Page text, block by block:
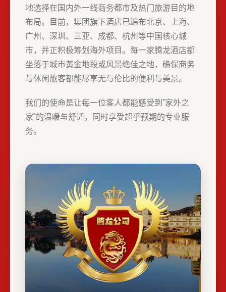
地选择在国内外一线商务都市及热门旅游目的地
布局。目前，集团旗下酒店已遍布北京、上海、
广州、深圳、三亚、成都、杭州等中国核心城
市，并正积极筹划海外项目。每一家腾龙酒店都
坐落于城市黄金地段或风景绝佳之地，确保商务
与休闲旅客都能尽享无与伦比的便利与美景。
我们的使命是让每一位客人都能感受到"家外之
家"的温暖与舒适，同时享受超乎预期的专业服
务。